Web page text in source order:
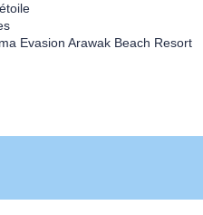
Evasion Arawak Beach Resort